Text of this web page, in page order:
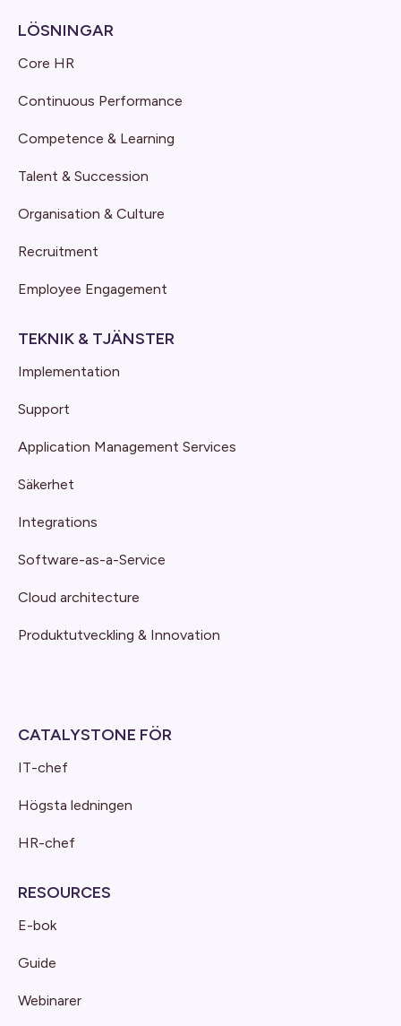
LÖSNINGAR
Core HR
Continuous Performance
Competence & Learning
Talent & Succession
Organisation & Culture
Recruitment
Employee Engagement
TEKNIK & TJÄNSTER
Implementation
Support
Application Management Services
Säkerhet
Integrations
Software-as-a-Service
Cloud architecture
Produktutveckling & Innovation
CATALYSTONE FÖR
IT-chef
Högsta ledningen
HR-chef
RESOURCES
E-bok
Guide
Webinarer